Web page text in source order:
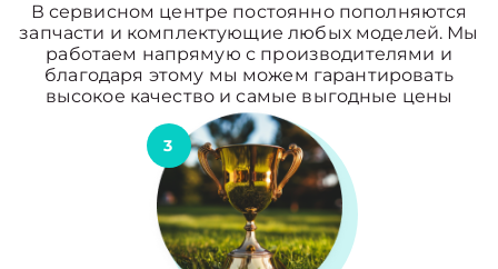
В сервисном центре постоянно пополняются
запчасти и комплектующие любых моделей. Мы
работаем напрямую с производителями и
благодаря этому мы можем гарантировать
высокое качество и самые выгодные цены
3